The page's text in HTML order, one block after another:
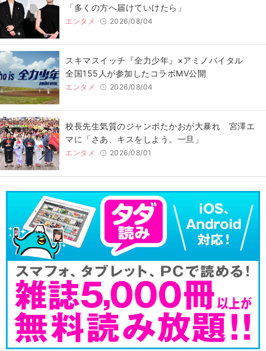
「多くの方へ届けていけたら」
エンタメ 2026/08/04
スキマスイッチ『全力少年』×アミノバイタル
全国155人が参加したコラボMV公開
エンタメ 2026/08/04
校長先生気質のジャンボたかおが大暴れ 宮澤エ
マに「さあ、キスをしよう。一旦」
エンタメ 2026/08/01